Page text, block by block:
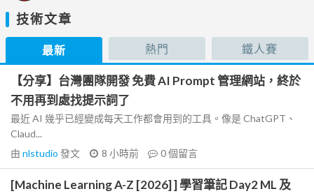
技術文章
最新 熱門 鐵人賽
【分享】台灣團隊開發 免費 AI Prompt 管理網站，終於
不用再到處找提示詞了
最近 AI 幾乎已經變成每天工作都會用到的工具。像是 ChatGPT、
Claud...
由 nlstudio 發文 8 小時前 0個留言
[Machine Learning A-Z [2026] ] 學習筆記 Day2 ML 及